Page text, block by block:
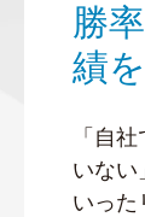
勝
績
「自
いない
いった